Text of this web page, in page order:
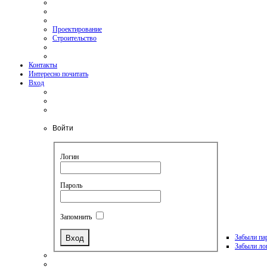
Проектирование
Строительство
Контакты
Интересно почитать
Вход
Войти
Логин
Пароль
Запомнить
Забыли
Забыли